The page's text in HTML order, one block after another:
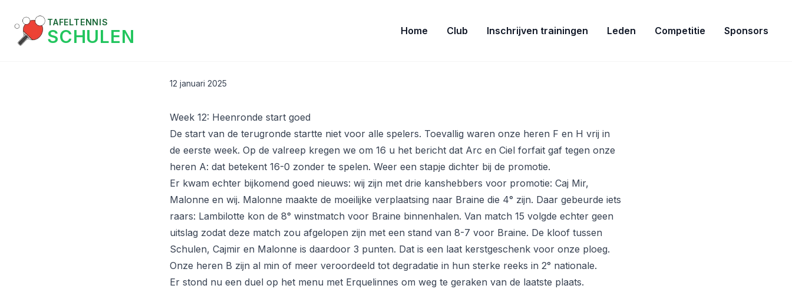
TAFELTENNIS
SCHULEN Home Club Inschrijven trainingen Leden Competitie Sponsors
12 januari 2025
Week 12: Heenronde start goed
De start van de terugronde startte niet voor alle spelers. Toevallig waren onze heren F en H vrij in
de eerste week. Op de valreep kregen we om 16 u het bericht dat Arc en Ciel forfait gaf tegen onze
heren A: dat betekent 16-0 zonder te spelen. Weer een stapje dichter bij de promotie.
Er kwam echter bijkomend goed nieuws: wij zijn met drie kanshebbers voor promotie: Caj Mir,
Malonne en wij. Malonne maakte de moeilijke verplaatsing naar Braine die 4° zijn. Daar gebeurde iets
raars: Lambilotte kon de 8° winstmatch voor Braine binnenhalen. Van match 15 volgde echter geen
uitslag zodat deze match zou afgelopen zijn met een stand van 8-7 voor Braine. De kloof tussen
Schulen, Cajmir en Malonne is daardoor 3 punten. Dat is een laat kerstgeschenk voor onze ploeg.
Onze heren B zijn al min of meer veroordeeld tot degradatie in hun sterke reeks in 2° nationale.
Er stond nu een duel op het menu met Erquelinnes om weg te geraken van de laatste plaats.